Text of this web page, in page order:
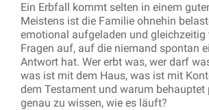
Ein Erbfall kommt selten in einem
Meistens ist die Familie ohnehin
emotional aufgeladen und
Fragen auf, auf die niemand spontan
Antwort hat. Wer erbt was, wer darf
was ist mit dem Haus, was ist mit
dem Testament und warum behauptet
genau zu wissen, wie es läuft?